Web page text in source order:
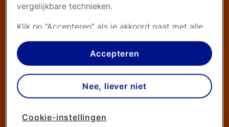
vergelijkbare technieken.
Klik op “Accepteren” als je akkoord gaat met alle
cookies. Kies je voor “Nee, liever niet”, dan
plaatsen we alleen strikt noodzakelijke cookies om
de website goed te laten werken. Dat betekent
dat we geen vormen van personalisatie
toepassen.
cookies worden geplaatst. Je kan je keuze altijd
Accepteren
Nee, liever niet
Cookie-instellingen